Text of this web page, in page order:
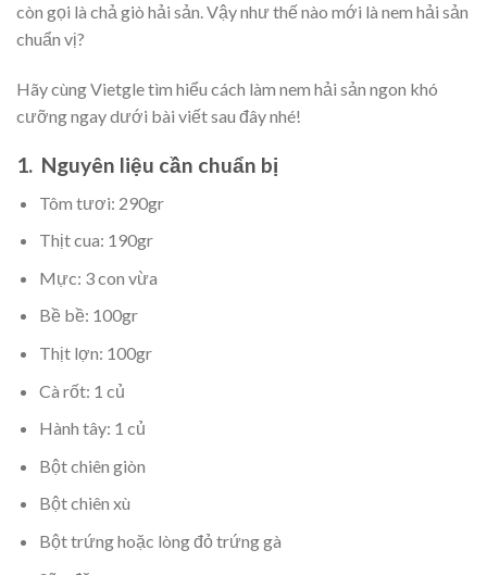
còn gọi là chả giò hải sản. Vậy như thế nào mới là nem hải sản
chuẩn vị?
Hãy cùng Vietgle tìm hiểu cách làm nem hải sản ngon khó
cưỡng ngay dưới bài viết sau đây nhé!
1. Nguyên liệu cần chuẩn bị
Tôm tươi: 290gr
Thịt cua: 190gr
Mực: 3 con vừa
Bề bề: 100gr
Thịt lợn: 100gr
Cà rốt: 1 củ
Hành tây: 1 củ
Bột chiên giòn
Bột chiên xù
Bột trứng hoặc lòng đỏ trứng gà